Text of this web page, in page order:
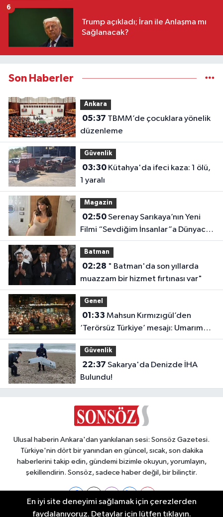
Trump açıkladı; İran ile Anlaşma mı
Sağlanacak?
6
Son Haberler
Ankara
05:37
düzenleme
Güvenlik
03:30Kütahya'da ifeci kaza: 1 ölü,
1 yaralı
Magazin
02:50Serenay Sarıkaya’nın Yeni
Filmi “Sevdiğim İnsanlar”a Dünyaca
Ünlü Oyuncu
Batman
02:28
muazzam bir hizmet fırtınası var"
Genel
01:33
‘Terörsüz Türkiye’ mesajı: Umarım
barış kalıcı olur
Güvenlik
22:37
Bulundu!
Ulusal haberin Ankara'dan yankılanan sesi: Sonsöz Gazetesi.
Türkiye'nin dört bir yanından en güncel, sıcak, son dakika
haberlerini takip edin, gündemi bizimle okuyun, yorumlayın,
şekillendirin. Sonsöz, sadece haber değil, bir bilinçtir.
En iyi site deneyimi sağlamak için çerezlerden
faydalanıyoruz. Detaylar için lütfen tıklayın.